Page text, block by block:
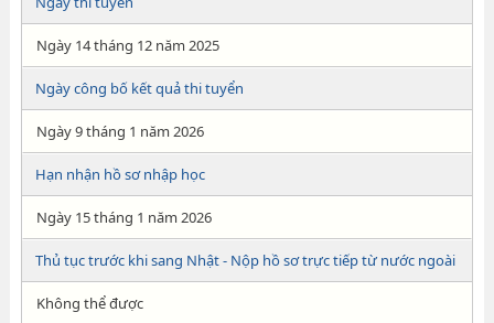
Ngày 14 tháng 12 năm 2025
Ngày công bố kết quả thi tuyển
Ngày 9 tháng 1 năm 2026
Hạn nhận hồ sơ nhập học
Ngày 15 tháng 1 năm 2026
Thủ tục trước khi sang Nhật - Nộp hồ sơ trực tiếp từ nước ngoài
Không thể được